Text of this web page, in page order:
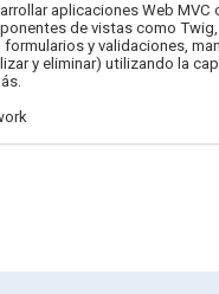
aplicaciones Web
de vistas como
y validaciones,
y eliminar) utilizando la